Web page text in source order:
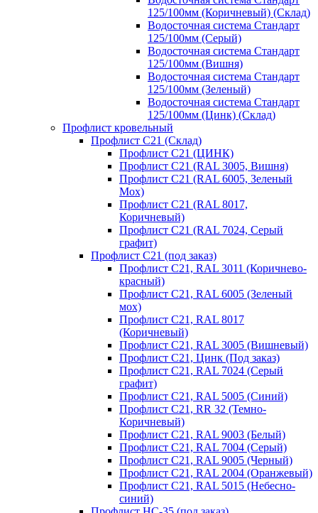
125/100мм (Коричневый) (Склад)
Водосточная система Стандарт
125/100мм (Серый)
Водосточная система Стандарт
125/100мм (Вишня)
Водосточная система Стандарт
125/100мм (Зеленый)
Водосточная система Стандарт
125/100мм (Цинк) (Склад)
Профлист кровельный
Профлист С21 (Склад)
Профлист С21 (ЦИНК)
Профлист С21 (RAL 3005, Вишня)
Профлист С21 (RAL 6005, Зеленый
Мох)
Профлист С21 (RAL 8017,
Коричневый)
Профлист С21 (RAL 7024, Серый
графит)
Профлист С21 (под заказ)
Профлист С21, RAL 3011 (Коричнево-
красный)
Профлист С21, RAL 6005 (Зеленый
мох)
Профлист С21, RAL 8017
(Коричневый)
Профлист С21, RAL 3005 (Вишневый)
Профлист С21, Цинк (Под заказ)
Профлист С21, RAL 7024 (Серый
графит)
Профлист С21, RAL 5005 (Синий)
Профлист С21, RR 32 (Темно-
Коричневый)
Профлист С21, RAL 9003 (Белый)
Профлист С21, RAL 7004 (Серый)
Профлист С21, RAL 9005 (Черный)
Профлист С21, RAL 2004 (Оранжевый)
Профлист С21, RAL 5015 (Небесно-
синий)